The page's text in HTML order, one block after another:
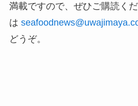
満載ですので、ぜひご購読く
は
どうぞ。